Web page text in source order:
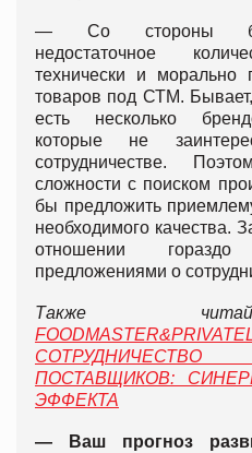
— Со стороны
недостаточное
технически и морально
товаров под СТМ.
есть несколько
которые не
сотрудничестве.
сложности с поиском
бы предложить
необходимого качества.
отношении
предложениями о
Также
ПОСТАВЩИКОВ:
ЭФФЕКТА
— Ваш прогноз